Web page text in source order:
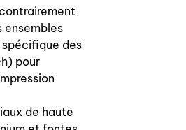
ensembles
des
pour
de haute